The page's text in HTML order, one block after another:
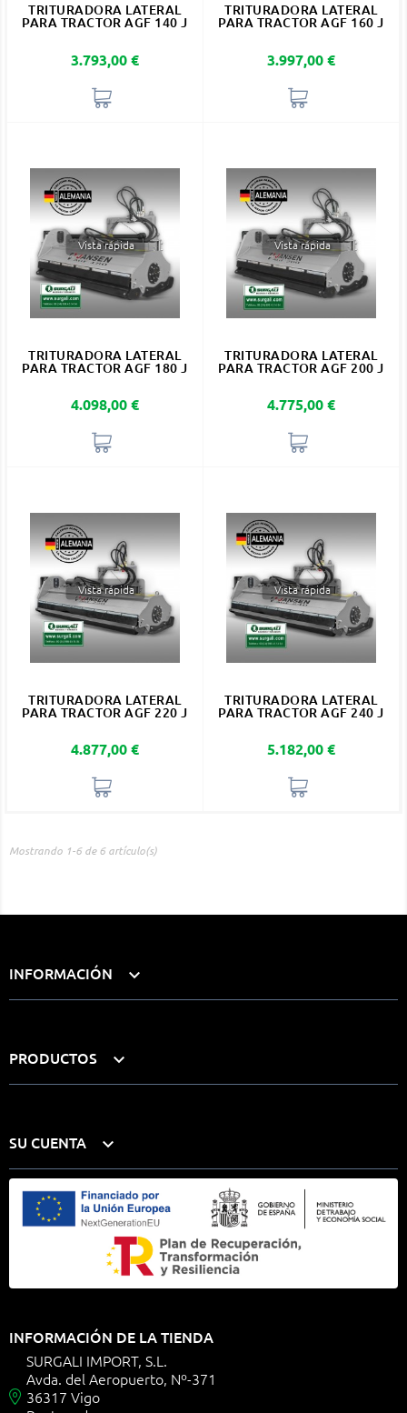
TRITURADORA LATERAL
PARA TRACTOR AGF 140 J
Precio
3.793,00 €
TRITURADORA LATERAL
PARA TRACTOR AGF 160 J
Precio
3.997,00 €
Vista rápida
TRITURADORA LATERAL
PARA TRACTOR AGF 180 J
Precio
4.098,00 €
Vista rápida
TRITURADORA LATERAL
PARA TRACTOR AGF 200 J
Precio
4.775,00 €
Vista rápida
TRITURADORA LATERAL
PARA TRACTOR AGF 220 J
Precio
4.877,00 €
Vista rápida
TRITURADORA LATERAL
PARA TRACTOR AGF 240 J
Precio
5.182,00 €
Mostrando 1-6 de 6 artículo(s)
INFORMACIÓN 
PRODUCTOS 
SU CUENTA 
INFORMACIÓN DE LA TIENDA

SURGALI IMPORT, S.L.
Avda. del Aeropuerto, Nº-371
36317 Vigo